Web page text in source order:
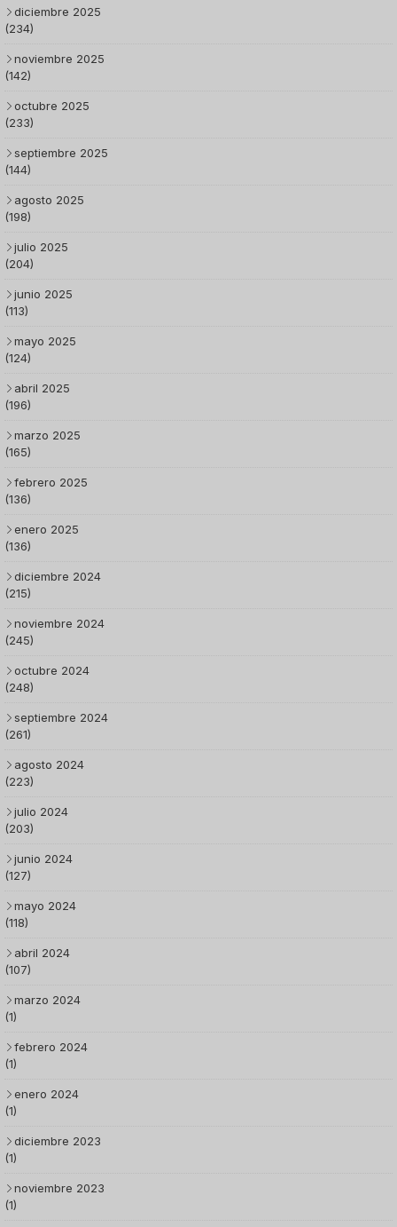
diciembre 2025
(234)
noviembre 2025
(142)
octubre 2025
(233)
septiembre 2025
(144)
agosto 2025
(198)
julio 2025
(204)
junio 2025
(113)
mayo 2025
(124)
abril 2025
(196)
marzo 2025
(165)
febrero 2025
(136)
enero 2025
(136)
diciembre 2024
(215)
noviembre 2024
(245)
octubre 2024
(248)
septiembre 2024
(261)
agosto 2024
(223)
julio 2024
(203)
junio 2024
(127)
mayo 2024
(118)
abril 2024
(107)
marzo 2024
(1)
febrero 2024
(1)
enero 2024
(1)
diciembre 2023
(1)
noviembre 2023
(1)